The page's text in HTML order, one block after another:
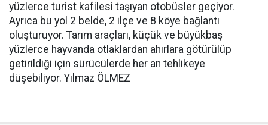
yüzlerce turist kafilesi taşıyan otobüsler geçiyor.
Ayrıca bu yol 2 belde, 2 ilçe ve 8 köye bağlantı
oluşturuyor. Tarım araçları, küçük ve büyükbaş
yüzlerce hayvanda otlaklardan ahırlara götürülüp
getirildiği için sürücülerde her an tehlikeye
düşebiliyor. Yılmaz ÖLMEZ